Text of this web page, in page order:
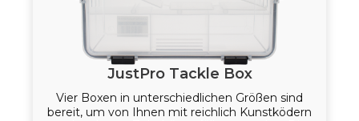
JustPro Tackle Box
Vier Boxen in unterschiedlichen Größen sind
bereit, um von Ihnen mit reichlich Kunstködern